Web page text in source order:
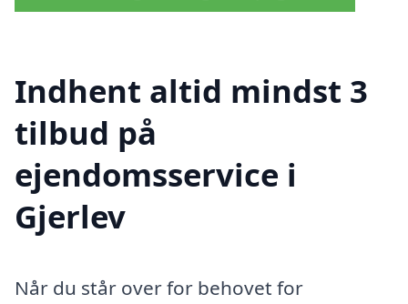
Indhent altid mindst 3
tilbud på
ejendomsservice i
Gjerlev
Når du står over for behovet for